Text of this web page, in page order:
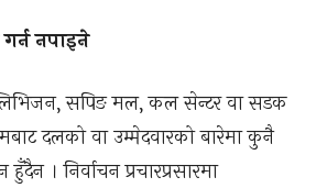
नपाइने
सपिङ मल, कल सेन्टर वा सडक
दलको वा उम्मेदवारको बारेमा कुनै
हुँदैन । निर्वाचन प्रचारप्रसारमा